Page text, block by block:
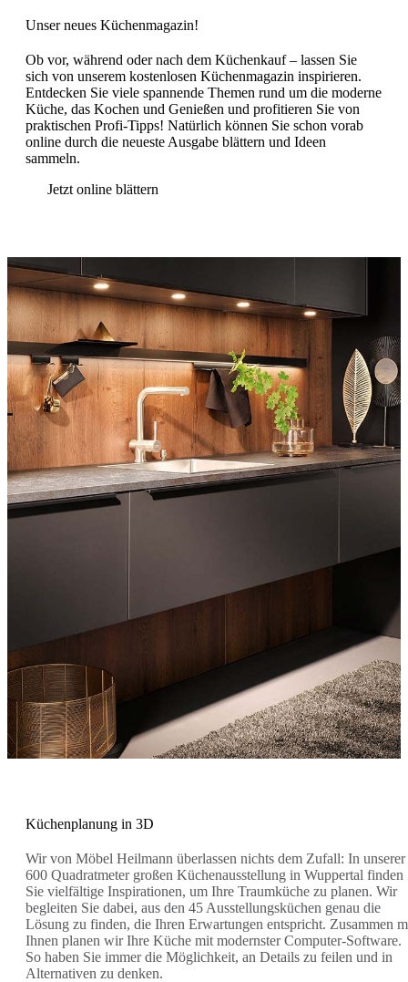
Unser neues Küchen­magazin!
Ob vor, während oder nach dem Küchenkauf – lassen Sie
sich von unserem kostenlosen Küchenmagazin inspirieren.
Entdecken Sie viele spannende Themen rund um die moderne
Küche, das Kochen und Genießen und profitieren Sie von
praktischen Profi-Tipps! Natürlich können Sie schon vorab
online durch die neueste Ausgabe blättern und Ideen
sammeln.
Jetzt online blättern
Küchenplanung in 3D
Wir von Möbel Heilmann überlassen nichts dem Zufall: In unserer
600 Quadratmeter großen Küchenausstellung in Wuppertal finden
Sie vielfältige Inspirationen, um Ihre Traumküche zu planen. Wir
begleiten Sie dabei, aus den 45 Ausstellungsküchen genau die
Lösung zu finden, die Ihren Erwartungen entspricht. Zusammen
Ihnen planen wir Ihre Küche mit modernster Computer-Software.
So haben Sie immer die Möglichkeit, an Details zu feilen und in
Alternativen zu denken.